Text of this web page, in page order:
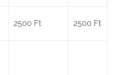
2500 Ft 2500 Ft